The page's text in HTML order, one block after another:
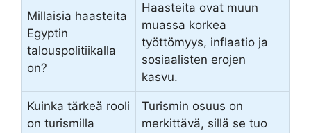
Millaisia haasteita
Egyptin
talouspolitiikalla
on?
Haasteita ovat muun
muassa korkea
työttömyys, inflaatio ja
sosiaalisten erojen
kasvu.
Kuinka tärkeä rooli
on turismilla
Turismin osuus on
merkittävä, sillä se tuo